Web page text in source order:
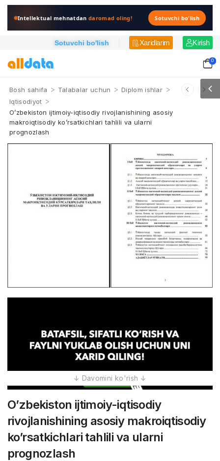
Intellektual mehnatdandaromad oling! Sotuvchi bo'lish
Sotuvchi bo'lish Xaridlarim Kirish
0
Bosh sahifa > Talabalar uchun > Diplom ishlar >
Iqtisodiyot >
O’zbekiston ijtimoiy-iqtisodiy rivojlanishining asosiy
makroiqtisodiy ko’rsatkichlari tahlili va ularni
prognozlash
O’zbekiston ijtimoiy-iqtisodiy
rivojlanishining asosiy makroiqtisodiy
ko’rsatkichlari tahlili va ularni
prognozlash